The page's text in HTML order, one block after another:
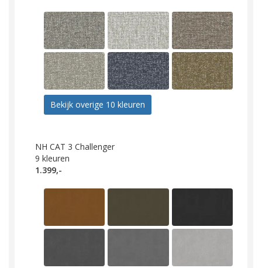
Bekijk overige 10 kleuren
NH CAT 3 Challenger
9 kleuren
1.399,-